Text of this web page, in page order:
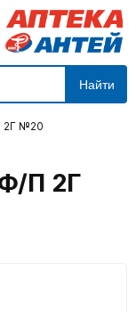
Найти
№20
П 2Г